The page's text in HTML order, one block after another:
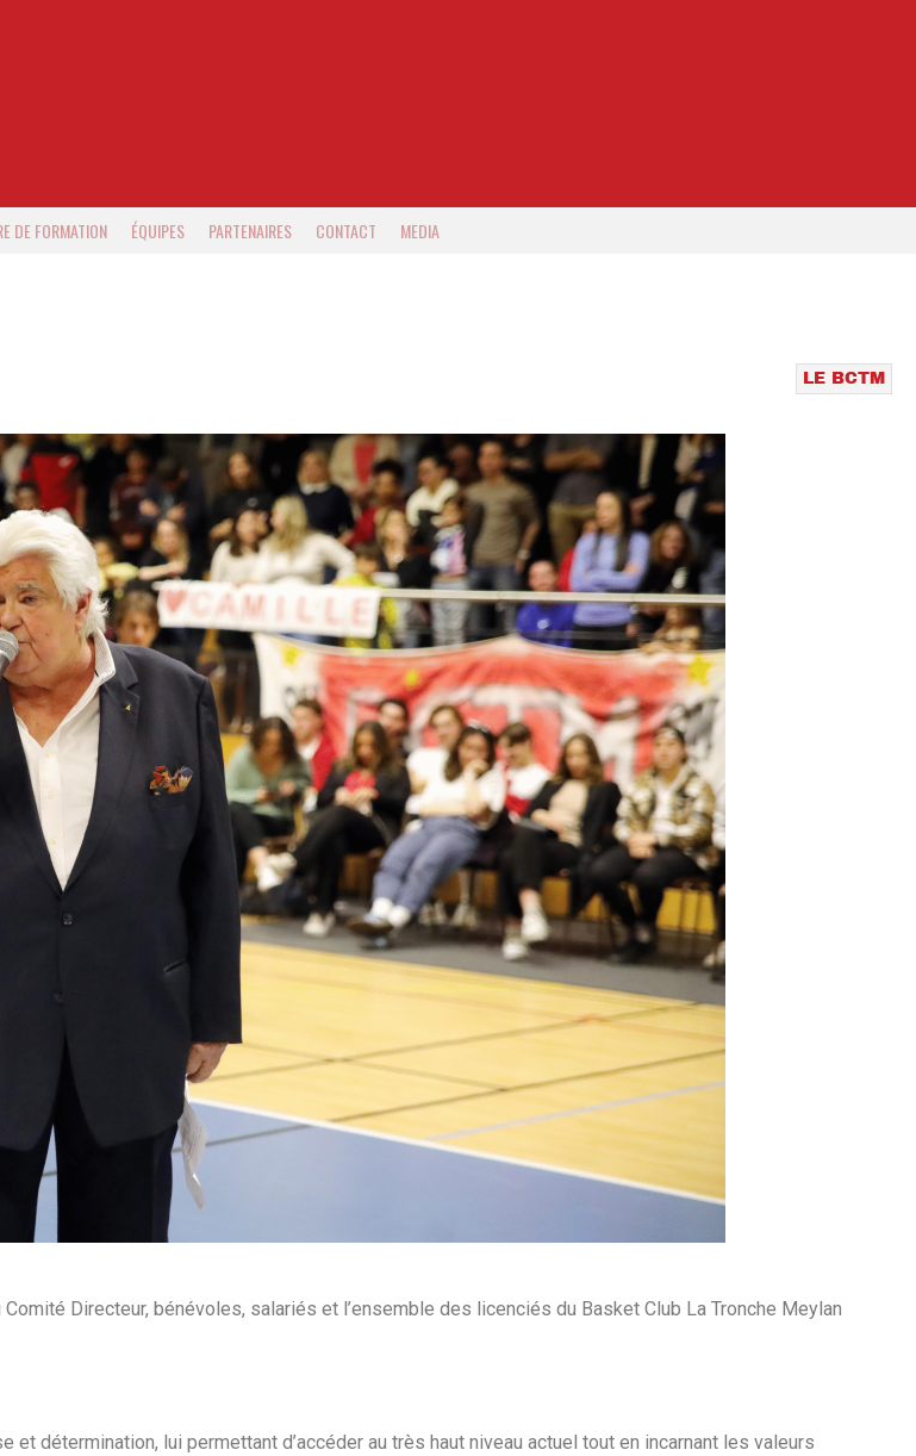
DE FORMATION ÉQUIPES PARTENAIRES CONTACT MEDIA
LE BCTM
Directeur, bénévoles, salariés et l’ensemble des licenciés du Basket Club La Tronche Meylan
détermination, lui permettant d’accéder au très haut niveau actuel tout en incarnant les valeurs